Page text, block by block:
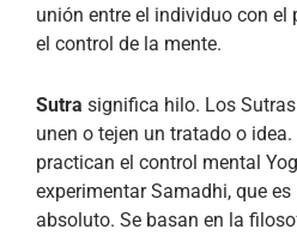
unión entre el individuo con el
el control de la mente.
Sutra significa hilo. Los
unen o tejen un tratado o
practican el control mental
experimentar Samadhi, que
absoluto. Se basan en la